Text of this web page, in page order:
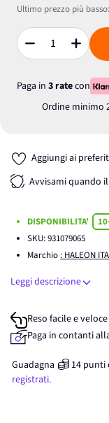
Ultimo prezzo più basso:
Quantità
Paga in 3 ratecon
Ordine minimo
Aggiungi ai
Avvisami quando
DISPONIBILITA'
SKU:931079065
Marchio : HALEON
Leggi descrizione
Reso facile e veloce
Paga in contanti
Guadagna 14 punti
registrati.